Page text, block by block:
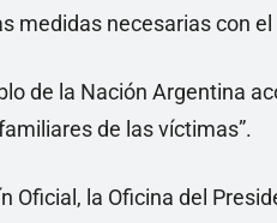
medidas necesarias con
de la Nación Argentina
de las víctimas”.
Oficial, la Oficina del